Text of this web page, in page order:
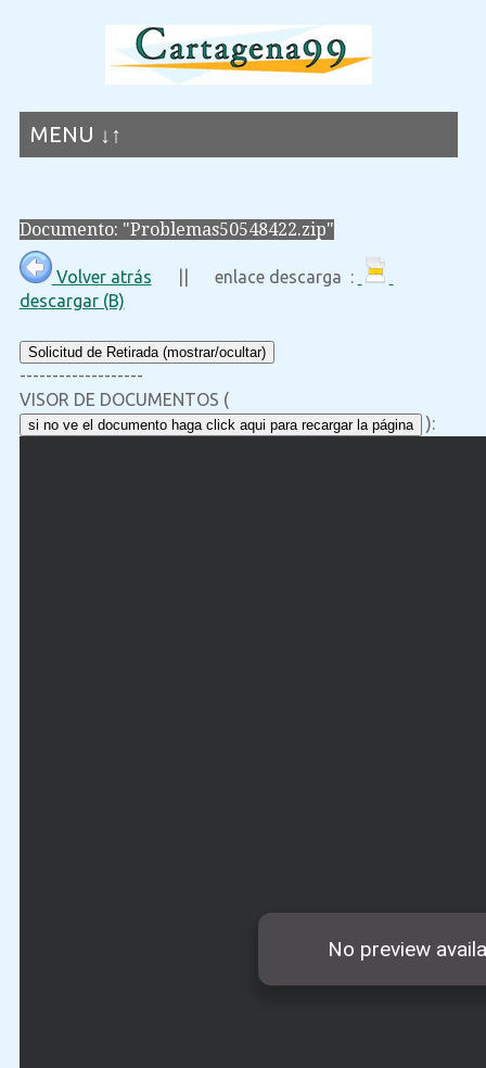
MENU ↓↑
Documento: "Problemas50548422.zip"
Volver atrás || enlace descarga :
descargar (B)
Solicitud de Retirada (mostrar/ocultar)
-------------------
VISOR DE DOCUMENTOS (
si no ve el documento haga click aqui para recargar la página ):